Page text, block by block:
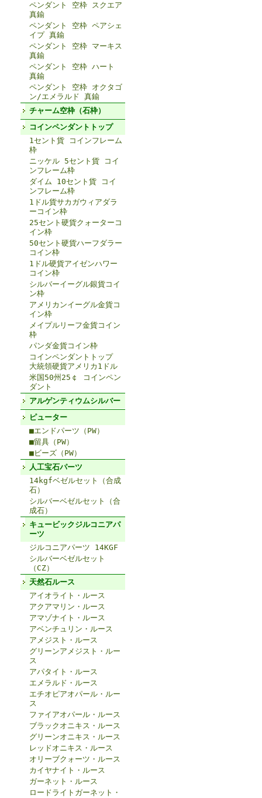
ペンダント 空枠 スクエア
真鍮
ペンダント 空枠 ペアシェ
イプ 真鍮
ペンダント 空枠 マーキス
真鍮
ペンダント 空枠 ハート
真鍮
ペンダント 空枠 オクタゴ
ン/エメラルド 真鍮
チャーム空枠（石枠）
コインペンダントトップ
1セント貨 コインフレーム
枠
ニッケル 5セント貨 コイ
ンフレーム枠
ダイム 10セント貨 コイ
ンフレーム枠
1ドル貨サカガウィアダラ
ーコイン枠
25セント硬貨クォーターコ
イン枠
50セント硬貨ハーフダラー
コイン枠
1ドル硬貨アイゼンハワー
コイン枠
シルバーイーグル銀貨コイ
ン枠
アメリカンイーグル金貨コ
イン枠
メイプルリーフ金貨コイン
枠
パンダ金貨コイン枠
コインペンダントトップ
大統領硬貨アメリカ1ドル
米国50州25￠ コインペン
ダント
アルゲンティウムシルバー
ピューター
■エンドパーツ（PW）
■留具（PW）
■ビーズ（PW）
人工宝石パーツ
14kgfベゼルセット（合成
石）
シルバーベゼルセット（合
成石）
キュービックジルコニアパ
ーツ
ジルコニアパーツ 14KGF
シルバーベゼルセット
（CZ）
天然石ルース
アイオライト・ルース
アクアマリン・ルース
アマゾナイト・ルース
アベンチュリン・ルース
アメジスト・ルース
グリーンアメジスト・ルー
ス
アパタイト・ルース
エメラルド・ルース
エチオピアオパール・ルー
ス
ファイアオパール・ルース
ブラックオニキス・ルース
グリーンオニキス・ルース
レッドオニキス・ルース
オリーブクォーツ・ルース
カイヤナイト・ルース
ガーネット・ルース
ロードライトガーネット・